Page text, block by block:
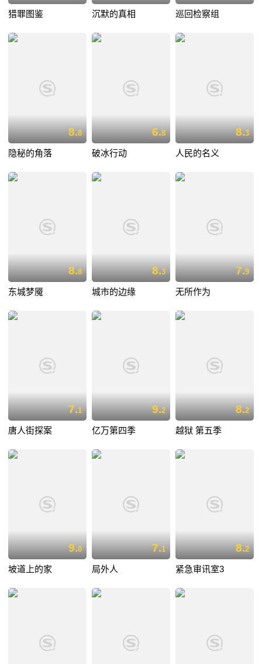
猎罪图鉴 沉默的真相 巡回检察组
8.8
隐秘的角落
6.8
破冰行动
8.3
人民的名义
8.8
东城梦魇
8.3
城市的边缘
7.9
无所作为
7.1
唐人街探案
9.2
亿万第四季
8.2
越狱 第五季
9.0
坡道上的家
7.1
局外人
8.2
紧急审讯室3